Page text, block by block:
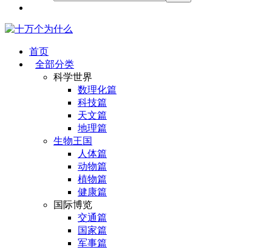
首页
全部分类
科学世界
数理化篇
科技篇
天文篇
地理篇
生物王国
人体篇
动物篇
植物篇
健康篇
国际博览
交通篇
国家篇
军事篇